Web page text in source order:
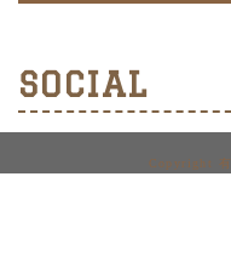
SOCIAL
Copyright